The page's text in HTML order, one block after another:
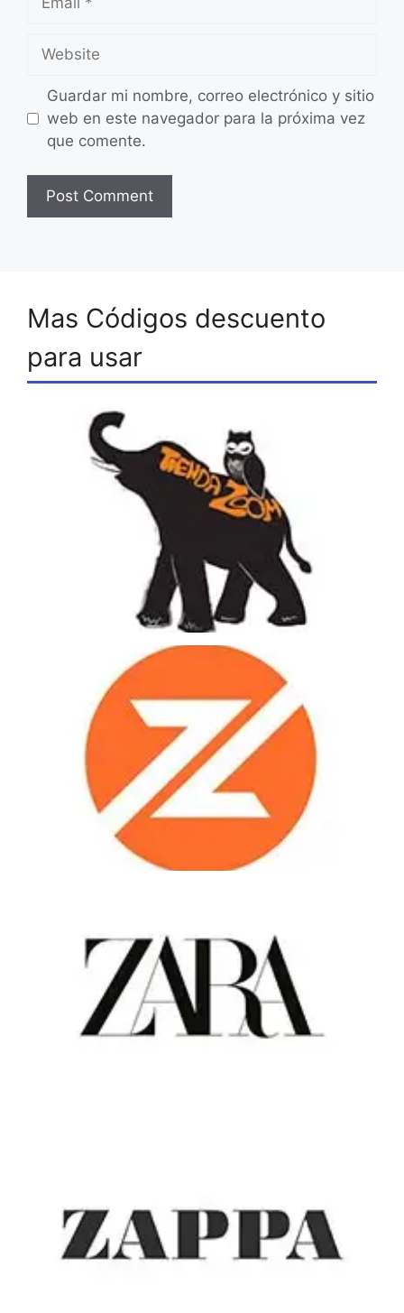
Guardar mi nombre, correo electrónico y sitio
web en este navegador para la próxima vez
que comente.
Mas Códigos descuento
para usar